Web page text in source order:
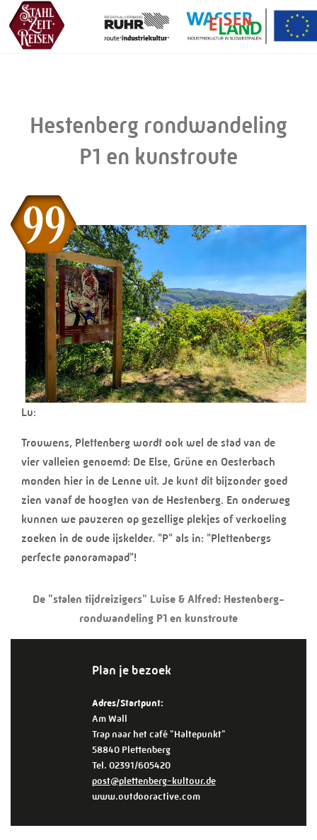
Hestenberg rondwandeling
P1 en kunstroute
Lu:
Trouwens, Plettenberg wordt ook wel de stad van de
vier valleien genoemd: De Else, Grüne en Oesterbach
monden hier in de Lenne uit. Je kunt dit bijzonder goed
zien vanaf de hoogten van de Hestenberg. En onderweg
kunnen we pauzeren op gezellige plekjes of verkoeling
zoeken in de oude ijskelder. "P" als in: "Plettenbergs
perfecte panoramapad"!
De "stalen tijdreizigers" Luise & Alfred: Hestenberg-
rondwandeling P1 en kunstroute
Plan je bezoek
Adres/Startpunt:
Am Wall
Trap naar het café "Haltepunkt"
58840 Plettenberg
Tel. 02391/605420
post@plettenberg-kultour.de
www.outdooractive.com